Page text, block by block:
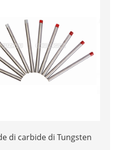
di carbide di Tungsten